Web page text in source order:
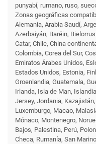
punyabí, rumano, ruso,
Zonas geográficas
Alemania, Arabia Saudí,
Azerbaiyán, Baréin,
Catar, Chile, China
Colombia, Corea del Sur,
Emiratos Árabes Unidos,
Estados Unidos, Estonia,
Groenlandia, Guatemala,
Irlanda, Isla de Man,
Jersey, Jordania,
Luxemburgo, Macao,
Mónaco, Montenegro,
Bajos, Palestina, Perú,
Checa, Rumanía, San